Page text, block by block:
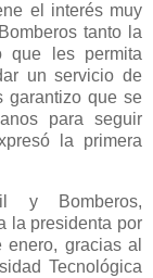
el interés muy
tanto la
que les permita
un servicio de
garantizo que se
para seguir
la primera
y Bomberos,
la presidenta por
gracias al
Tecnológica